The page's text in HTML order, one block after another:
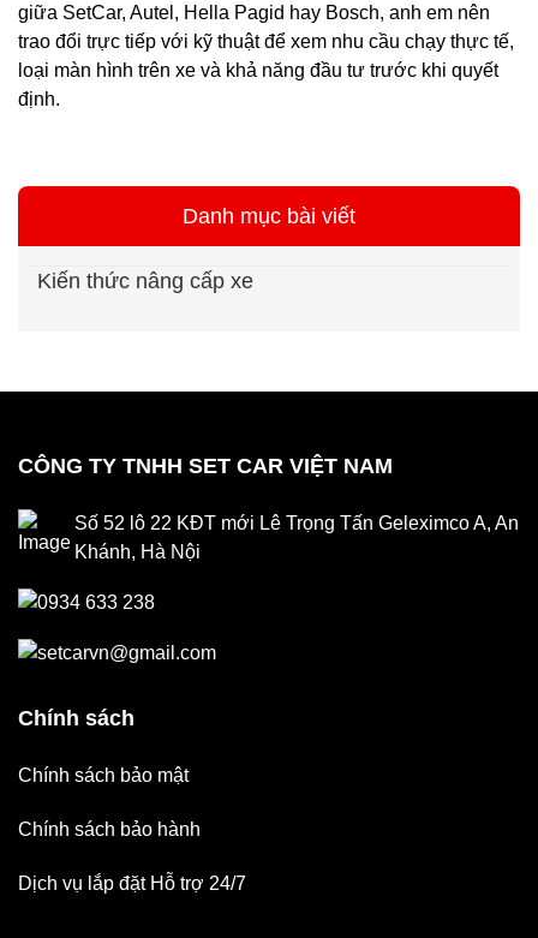
giữa SetCar, Autel, Hella Pagid hay Bosch, anh em nên
trao đổi trực tiếp với kỹ thuật để xem nhu cầu chạy thực tế,
loại màn hình trên xe và khả năng đầu tư trước khi quyết
định.
Danh mục bài viết
Kiến thức nâng cấp xe
CÔNG TY TNHH SET CAR VIỆT NAM
Số 52 lô 22 KĐT mới Lê Trọng Tấn Geleximco A, An
Khánh, Hà Nội
0934 633 238
setcarvn@gmail.com
Chính sách
Chính sách bảo mật
Chính sách bảo hành
Dịch vụ lắp đặt Hỗ trợ 24/7